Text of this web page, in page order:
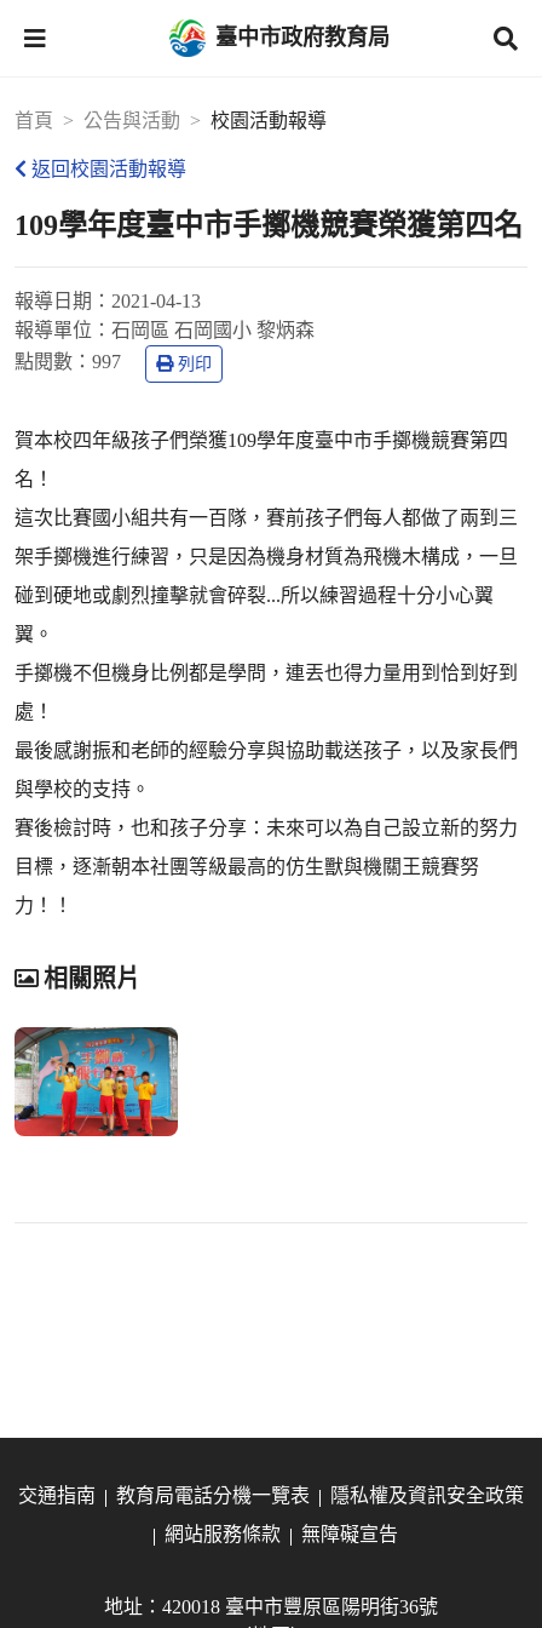
臺中市政府教育局
首頁 公告與活動 校園活動報導
返回校園活動報導
109學年度臺中市手擲機競賽榮獲第四名
報導日期： 2021-04-13
報導單位： 石岡區 石岡國小 黎炳森
點閱數： 997 列印
賀本校四年級孩子們榮獲109學年度臺中市手擲機競賽第四
名！
這次比賽國小組共有一百隊，賽前孩子們每人都做了兩到三
架手擲機進行練習，只是因為機身材質為飛機木構成，一旦
碰到硬地或劇烈撞擊就會碎裂...所以練習過程十分小心翼
翼。
手擲機不但機身比例都是學問，連丟也得力量用到恰到好到
處！
最後感謝振和老師的經驗分享與協助載送孩子，以及家長們
與學校的支持。
賽後檢討時，也和孩子分享：未來可以為自己設立新的努力
目標，逐漸朝本社團等級最高的仿生獸與機關王競賽努
力！！
相關照片
交通指南 教育局電話分機一覽表
隱私權及資訊安全政策
網站服務條款
無障礙宣告
地址：420018 臺中市豐原區陽明街36號